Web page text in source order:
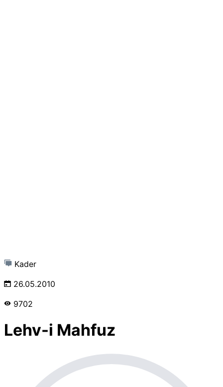
Kader
26.05.2010
9702
Lehv-i Mahfuz